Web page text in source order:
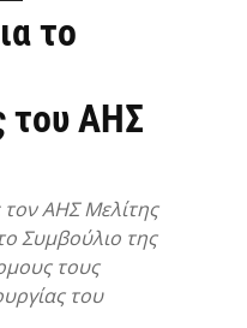
το
του ΑΗΣ
ΑΗΣ Μελίτης
Συμβούλιο της
τους
του